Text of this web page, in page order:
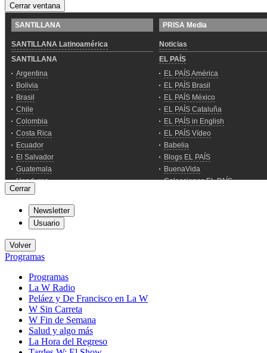
Cerrar ventana
Cerrar
Newsletter
Usuario
Volver
Programas
Programas
La W Radio
Peláez y De Francisco en La W
W Sin Carreta
W Fin de Semana
Salud y algo más
La Hora del Regreso